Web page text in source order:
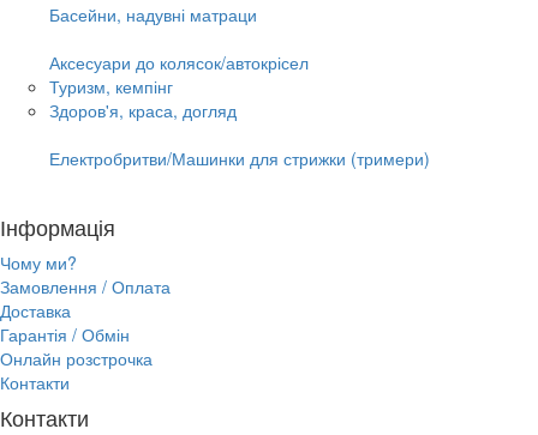
Басейни, надувні матраци
Аксесуари до колясок/автокрісел
Туризм, кемпінг
Здоров'я, краса, догляд
Електробритви/Машинки для стрижки (тримери)
Інформація
Чому ми?
Замовлення / Оплата
Доставка
Гарантія / Обмін
Онлайн розстрочка
Контакти
Контакти